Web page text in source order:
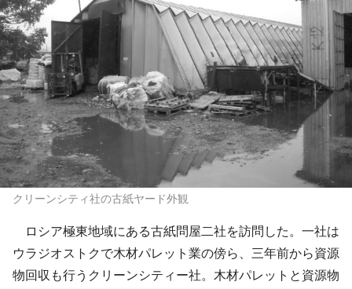
クリーンシティ社の古紙ヤード外観
ロシア極東地域にある古紙問屋二社を訪問した。一社は
ウラジオストクで木材パレット業の傍ら、三年前から資源
物回収も行うクリーンシティー社。木材パレットと資源物